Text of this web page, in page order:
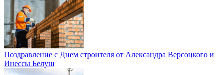
Поздравление с Днем строителя от Александра Версоцкого и
Инессы Белуш